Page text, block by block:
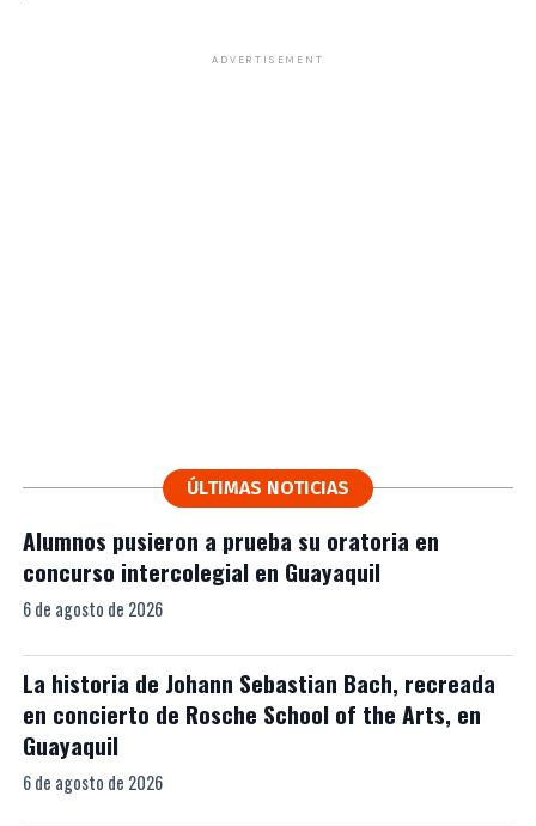
ADVERTISEMENT
ÚLTIMAS NOTICIAS
Alumnos pusieron a prueba su oratoria en
concurso intercolegial en Guayaquil
6 de agosto de 2026
La historia de Johann Sebastian Bach, recreada
en concierto de Rosche School of the Arts, en
Guayaquil
6 de agosto de 2026